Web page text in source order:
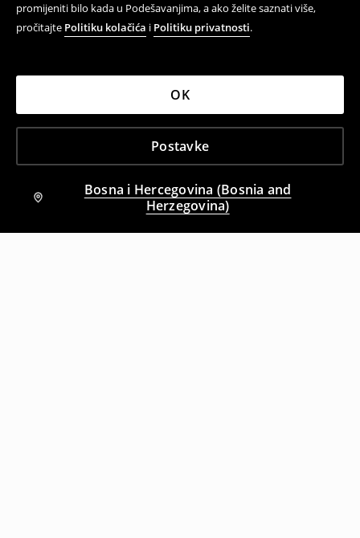
promijeniti bilo kada u Podešavanjima, a ako želite saznati više,
pročitajte Politiku kolačića i Politiku privatnosti.
Postavke
OK
Bosna i Hercegovina (Bosnia and
Herzegovina)